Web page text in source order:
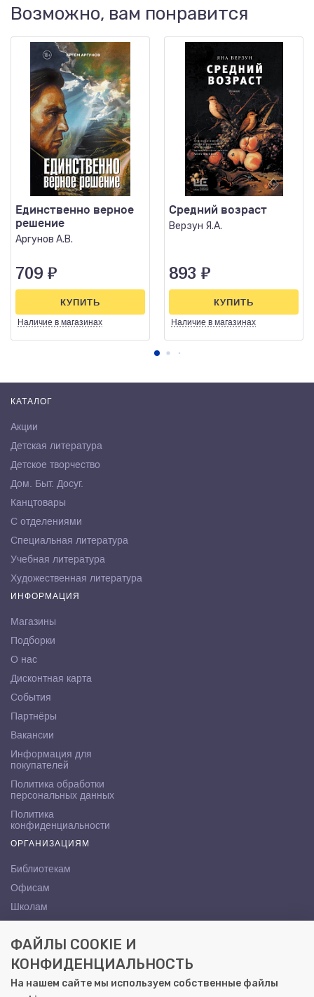
Возможно, вам понравится
Единственно верное
решение
Аргунов А.В.
709 ₽
Наличие в магазинах
КУПИТЬ
Средний возраст
Верзун Я.А.
893 ₽
Наличие в магазинах
КУПИТЬ
КАТАЛОГ
Акции
Детская литература
Детское творчество
Дом. Быт. Досуг.
Канцтовары
С отделениями
Специальная литература
Учебная литература
Художественная литература
ИНФОРМАЦИЯ
Магазины
Подборки
О нас
Дисконтная карта
События
Партнёры
Вакансии
Информация для
покупателей
Политика обработки
персональных данных
Политика
конфиденциальности
ОРГАНИЗАЦИЯМ
Библиотекам
Офисам
Школам
КОНТАКТЫ
Саратов, ул. Осипова, 10А
+7 (8452) 72-65-65
ФАЙЛЫ COOKIE И
КОНФИДЕНЦИАЛЬНОСТЬ
На нашем сайте мы используем собственные файлы